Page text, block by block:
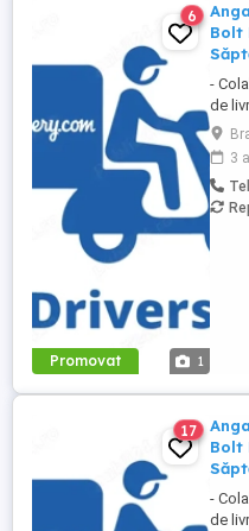
Promovat 1
6
Bolt
-
de
cu
3
17
Bolt
-
de